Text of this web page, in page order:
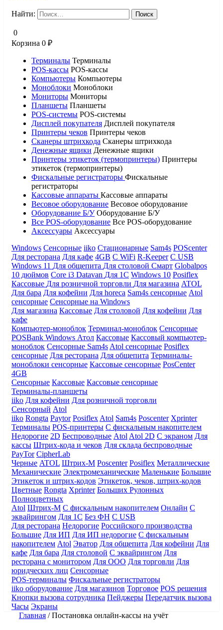
Найти:
0
Корзина 0 ₽
Терминалы Терминалы
POS-кассы POS-кассы
Компьютеры Компьютеры
Моноблоки Моноблоки
Мониторы Мониторы
Планшеты Планшеты
POS-системы POS-системы
Дисплей покупателя Дисплей покупателя
Принтеры чеков Принтеры чеков
Сканеры штрихкода Сканеры штрихкода
Денежные ящики Денежные ящики
Принтеры этикеток (термопринтеры) Принтеры
этикеток (термопринтеры)
Фискальные регистраторы Фискальные
регистраторы
Кассовые аппараты Кассовые аппараты
Весовое оборудование Весовое оборудование
Оборудование Б/У Оборудование Б/У
Все POS-оборудование Все POS-оборудование
Аксессуары Аксессуары
Windows Сенсорные iiko Стационарные Sam4s POScenter
Для ресторана Для кафе 4GB С WiFi R-Keeper С USB
Windows 11 Для общепита Для столовой Смарт Globalpos
10 дюймов Core i3 Datavan Для 1С Windows 10 Posiflex
Кассовые Для розничной торговли Для магазина ATOL
Для бара Для кофейни Для horeca Sam4s сенсорные Atol
сенсорные Сенсорные на Windows
Для магазина Кассовые Для столовой Для кофейни Для
кафе
Компьютер-моноблок Терминал-моноблок Сенсорные
POSBank Windows Атол Кассовые Кассовый компьютер-
моноблок Сенсорные Sam4s Atol сенсорные Posiflex
сенсорные Для ресторана Для общепита Терминалы-
моноблоки сенсорные Кассовые сенсорные PosCenter
4GB
Сенсорные Кассовые Кассовые сенсорные
Терминалы-планшеты
iiko Для кофейни Для розничной торговли
Сенсорный Atol
iiko Rongta Paytor Posiflex Atol Sam4s Poscenter Xprinter
Терминалы POS-принтеры С фискальным накопителем
Недорогие 2D Беспроводные Atol Atol 2D С экраном Для
кассы Штрих-кода и чеков Для склада беспроводные
PayTor CipherLab
Черные ATOL Штрих-М Poscenter Posiflex Металлические
Механические Электромеханические Маленькие Большие
Этикеток и штрих-кодов Этикеток, чеков, штрих-кодов
Цветные Rongta Xprinter Больших Рулонных
Полноцветных
Atol Штрих-М С фискальным накопителем Онлайн С
эквайрингом Для 1С Без ФН С USB
Для ресторана Недорогие Российского производства
Большие Для ИП Для ИП недорогие С фискальным
накопителем Atol Эватор Для общепита Для кофейни Для
кафе Для бара Для столовой С эквайрингом Для
ресторана с монитором Для ООО Для торговли Для
юридческих лиц Сенсорные
POS-терминалы Фискальные регистраторы
iiko оборудование Для магазинов Торговое POS решения
Кнопки вызова сотрудника Пейджеры Передатчик вызова
Часы Экраны
Главная /Постановка онлайн-кассы на учёт